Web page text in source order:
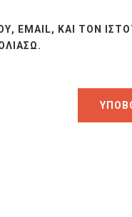
EMAIL, ΚΑΙ ΤΟΝ